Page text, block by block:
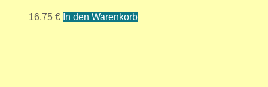
16,75 € In den Warenkorb